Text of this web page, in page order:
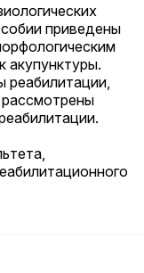
приведены
акупунктуры.